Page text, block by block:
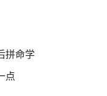
拼命学
点